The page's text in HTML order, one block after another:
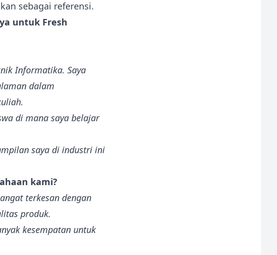
sebagai referensi.
untuk Fresh
Informatika. Saya
dalam
di mana saya belajar
saya di industri ini
kami?
terkesan dengan
produk.
kesempatan untuk